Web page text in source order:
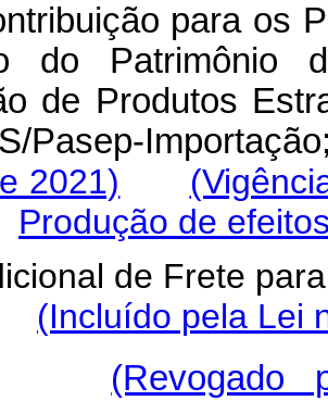
para os
do Patrimônio
de Produtos
Pasep-
2021)
Produção de
de Frete
(Incluído pela Lei
(Revogado